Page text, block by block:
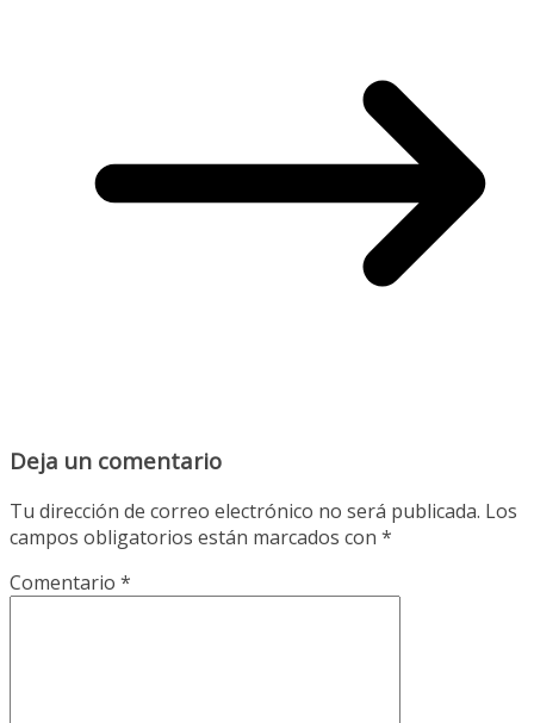
Deja un comentario
Tu dirección de correo electrónico no será publicada. Los
campos obligatorios están marcados con *
Comentario *